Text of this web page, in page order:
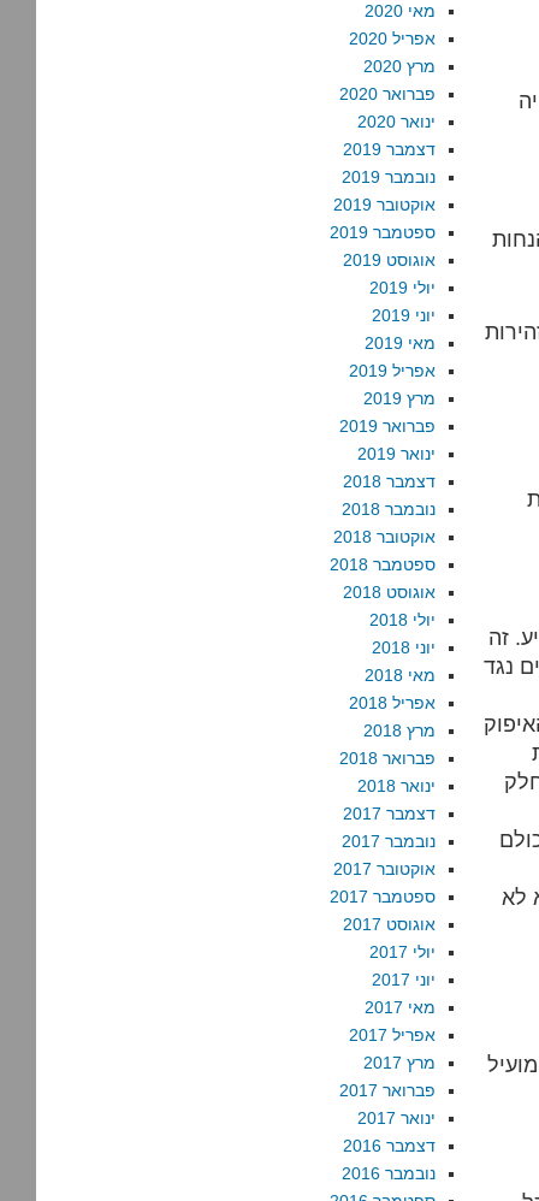
זה
נגד
לא
מאי 2020
אפריל 2020
מרץ 2020
פברואר 2020
ינואר 2020
דצמבר 2019
נובמבר 2019
אוקטובר 2019
ספטמבר 2019
אוגוסט 2019
יולי 2019
יוני 2019
מאי 2019
אפריל 2019
מרץ 2019
פברואר 2019
ינואר 2019
דצמבר 2018
נובמבר 2018
אוקטובר 2018
ספטמבר 2018
אוגוסט 2018
יולי 2018
יוני 2018
מאי 2018
אפריל 2018
מרץ 2018
פברואר 2018
ינואר 2018
דצמבר 2017
נובמבר 2017
אוקטובר 2017
ספטמבר 2017
אוגוסט 2017
יולי 2017
יוני 2017
מאי 2017
אפריל 2017
מרץ 2017
פברואר 2017
ינואר 2017
דצמבר 2016
נובמבר 2016